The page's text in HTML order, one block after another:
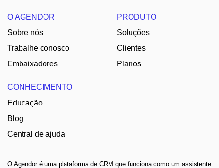
O AGENDOR
Sobre nós
Trabalhe conosco
Embaixadores
PRODUTO
Soluções
Clientes
Planos
CONHECIMENTO
Educação
Blog
Central de ajuda
O Agendor é uma plataforma de CRM que funciona como um assistente